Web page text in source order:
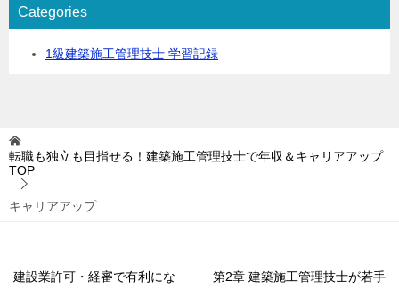
Categories
1級建築施工管理技士 学習記録
転職も独立も目指せる！建築施工管理技士で年収＆キャリアアップ
TOP
キャリアアップ
建設業許可・経審で有利にな 第2章 建築施工管理技士が若手